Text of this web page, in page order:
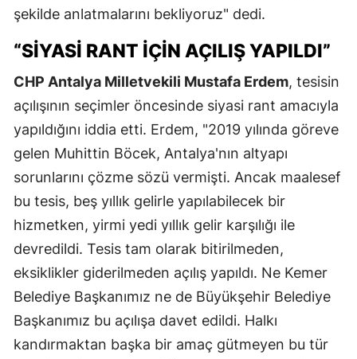
şekilde anlatmalarını bekliyoruz" dedi.
“SİYASİ RANT İÇİN AÇILIŞ YAPILDI”
CHP Antalya Milletvekili Mustafa Erdem, tesisin
açılışının seçimler öncesinde siyasi rant amacıyla
yapıldığını iddia etti. Erdem, "2019 yılında göreve
gelen Muhittin Böcek, Antalya'nın altyapı
sorunlarını çözme sözü vermişti. Ancak maalesef
bu tesis, beş yıllık gelirle yapılabilecek bir
hizmetken, yirmi yedi yıllık gelir karşılığı ile
devredildi. Tesis tam olarak bitirilmeden,
eksiklikler giderilmeden açılış yapıldı. Ne Kemer
Belediye Başkanımız ne de Büyükşehir Belediye
Başkanımız bu açılışa davet edildi. Halkı
kandırmaktan başka bir amaç gütmeyen bu tür